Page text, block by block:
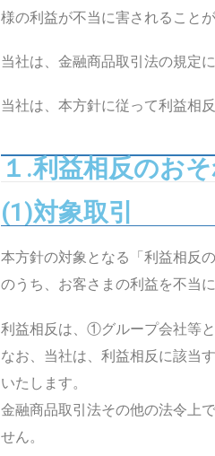
様の利益が不当に害されること
当社は、金融商品取引法の規定
当社は、本方針に従って利益相
１.利益相反のお
(1)対象取引
本方針の対象となる「利益相反
のうち、お客さまの利益を不当
利益相反は、①グループ会社等
なお、当社は、利益相反に該当
いたします。
金融商品取引法その他の法令上
せん。